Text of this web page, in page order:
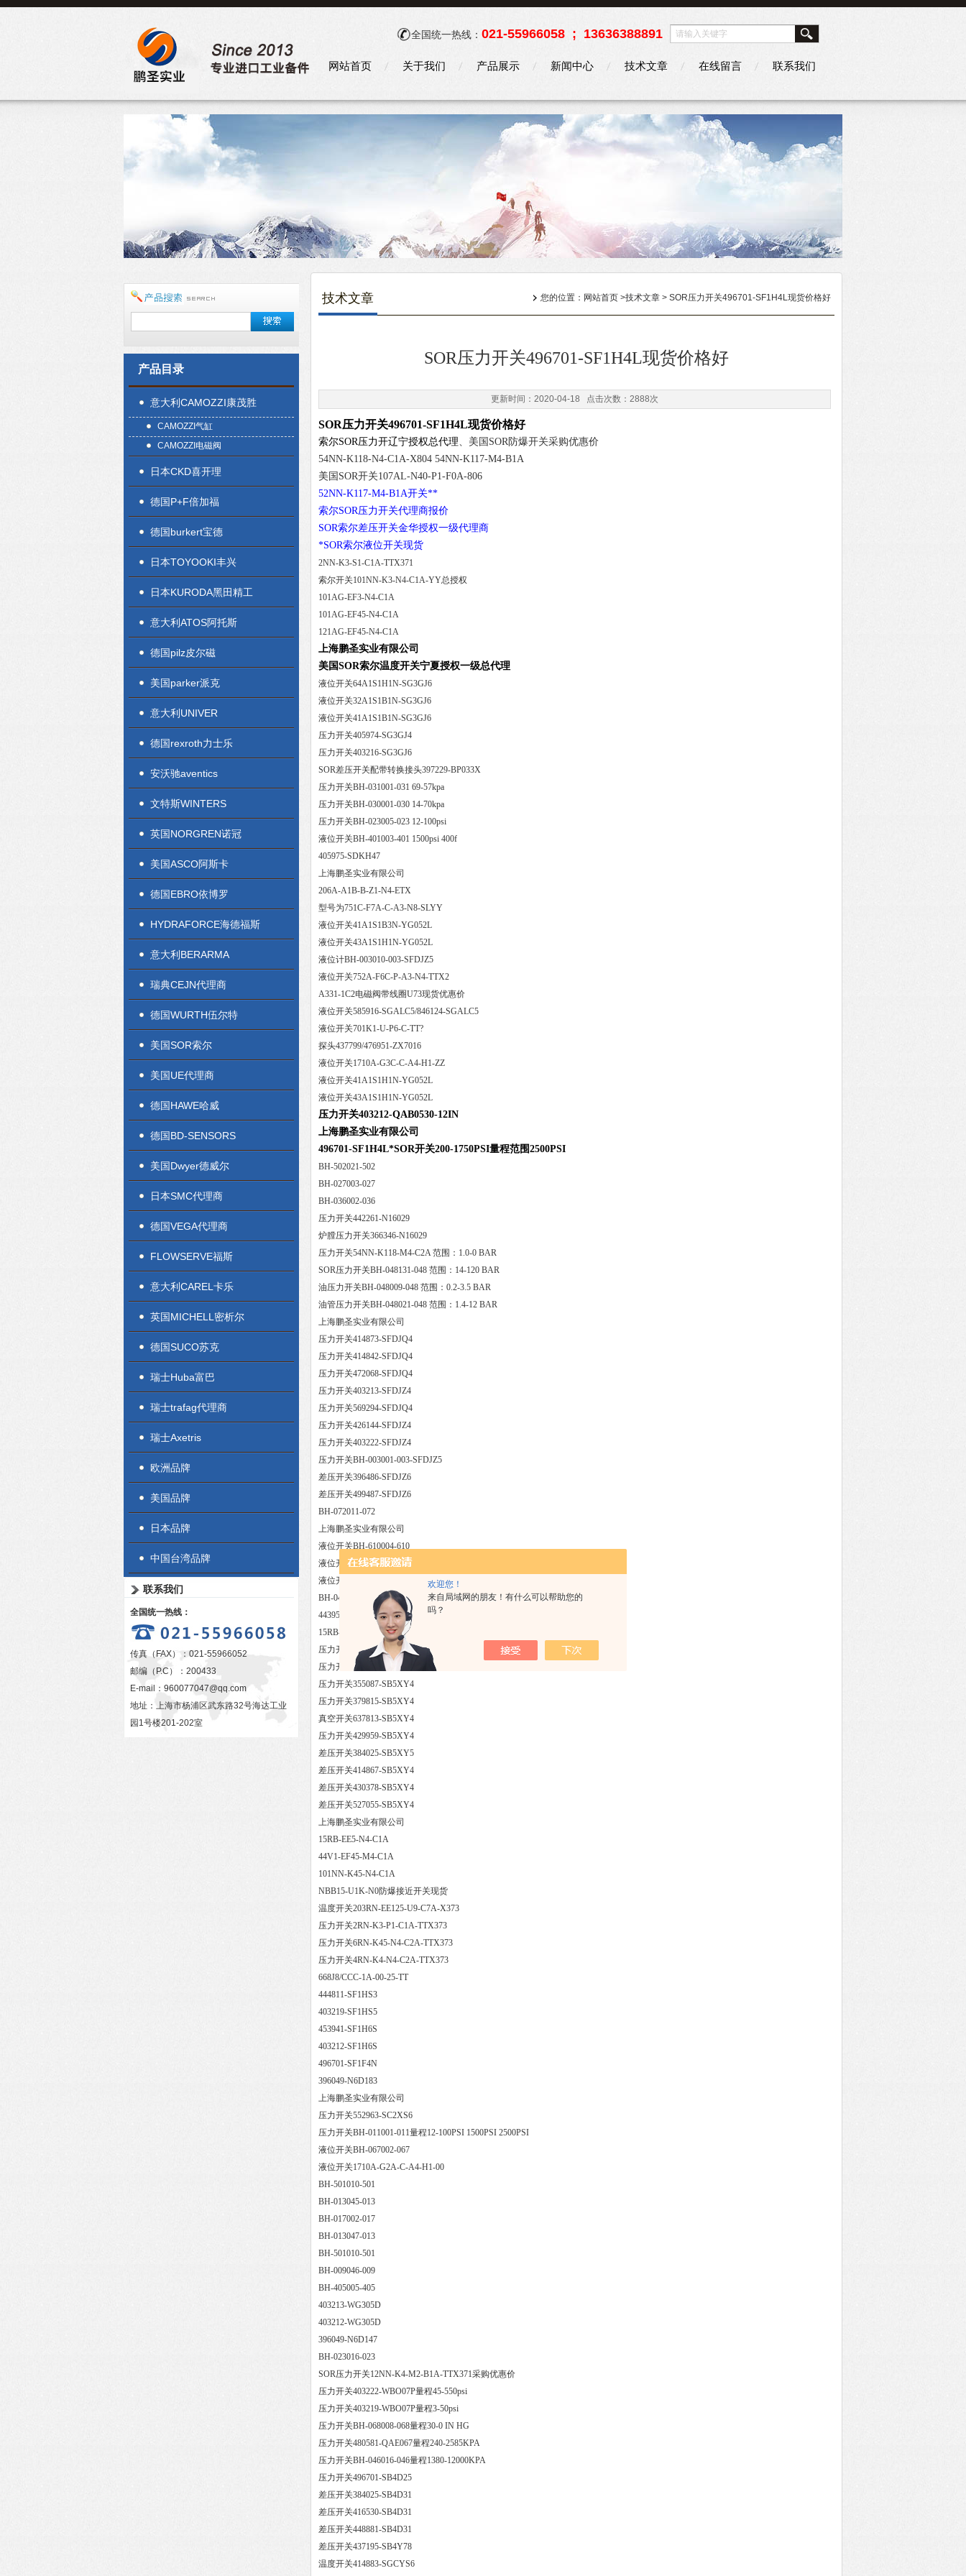
欢迎您！
来自局域网的朋友！有什么可以帮助您的
吗？
全国统一热线： 021-55966058 ; 13636388891
网站首页 关于我们 产品展示 新闻中心 技术文章 在线留言 联系我们
产品目录
意大利CAMOZZI康茂胜
CAMOZZI气缸
CAMOZZI电磁阀
日本CKD喜开理
德国P+F倍加福
德国burkert宝德
日本TOYOOKI丰兴
日本KURODA黑田精工
意大利ATOS阿托斯
德国pilz皮尔磁
美国parker派克
意大利UNIVER
德国rexroth力士乐
安沃驰aventics
文特斯WINTERS
英国NORGREN诺冠
美国ASCO阿斯卡
德国EBRO依博罗
HYDRAFORCE海德福斯
意大利BERARMA
瑞典CEJN代理商
德国WURTH伍尔特
美国SOR索尔
美国UE代理商
德国HAWE哈威
德国BD-SENSORS
美国Dwyer德威尔
日本SMC代理商
德国VEGA代理商
FLOWSERVE福斯
意大利CAREL卡乐
英国MICHELL密析尔
德国SUCO苏克
瑞士Huba富巴
瑞士trafag代理商
瑞士Axetris
欧洲品牌
美国品牌
日本品牌
中国台湾品牌
联系我们
全国统一热线：
传真（FAX）：021-55966052
邮编（P.C）：200433
E-mail： 960077047@qq.com
地址：上海市杨浦区武东路32号海达工业
园1号楼201-202室
技术文章 您的位置： 网站首页 >技术文章 > SOR压力开关496701-SF1H4L现货价格好
SOR压力开关496701-SF1H4L现货价格好
更新时间：2020-04-18 点击次数：2888次
SOR压力开关496701-SF1H4L现货价格好
索尔SOR压力开辽宁授权总代理、美国SOR防爆开关采购优惠价
54NN-K118-N4-C1A-X804 54NN-K117-M4-B1A
美国SOR开关107AL-N40-P1-F0A-806
52NN-K117-M4-B1A开关**
索尔SOR压力开关代理商报价
SOR索尔差压开关金华授权一级代理商
*SOR索尔液位开关现货
2NN-K3-S1-C1A-TTX371
索尔开关101NN-K3-N4-C1A-YY总授权
101AG-EF3-N4-C1A
101AG-EF45-N4-C1A
121AG-EF45-N4-C1A
上海鹏圣实业有限公司
美国SOR索尔温度开关宁夏授权一级总代理
液位开关64A1S1H1N-SG3GJ6
液位开关32A1S1B1N-SG3GJ6
液位开关41A1S1B1N-SG3GJ6
压力开关405974-SG3GJ4
压力开关403216-SG3GJ6
SOR差压开关配带转换接头397229-BP033X
压力开关BH-031001-031 69-57kpa
压力开关BH-030001-030 14-70kpa
压力开关BH-023005-023 12-100psi
液位开关BH-401003-401 1500psi 400f
405975-SDKH47
上海鹏圣实业有限公司
206A-A1B-B-Z1-N4-ETX
型号为751C-F7A-C-A3-N8-SLYY
液位开关41A1S1B3N-YG052L
液位开关43A1S1H1N-YG052L
液位计BH-003010-003-SFDJZ5
液位开关752A-F6C-P-A3-N4-TTX2
A331-1C2电磁阀带线圈U73现货优惠价
液位开关585916-SGALC5/846124-SGALC5
液位开关701K1-U-P6-C-TT?
探头437799/476951-ZX7016
液位开关1710A-G3C-C-A4-H1-ZZ
液位开关41A1S1H1N-YG052L
液位开关43A1S1H1N-YG052L
压力开关403212-QAB0530-12IN
上海鹏圣实业有限公司
496701-SF1H4L*SOR开关200-1750PSI量程范围2500PSI
BH-502021-502
BH-027003-027
BH-036002-036
压力开关442261-N16029
炉膛压力开关366346-N16029
压力开关54NN-K118-M4-C2A 范围：1.0-0 BAR
SOR压力开关BH-048131-048 范围：14-120 BAR
油压力开关BH-048009-048 范围：0.2-3.5 BAR
油管压力开关BH-048021-048 范围：1.4-12 BAR
上海鹏圣实业有限公司
压力开关414873-SFDJQ4
压力开关414842-SFDJQ4
压力开关472068-SFDJQ4
压力开关403213-SFDJZ4
压力开关569294-SFDJQ4
压力开关426144-SFDJZ4
压力开关403222-SFDJZ4
压力开关BH-003001-003-SFDJZ5
差压开关396486-SFDJZ6
差压开关499487-SFDJZ6
BH-072011-072
上海鹏圣实业有限公司
液位开关BH-610004-610
液位开关BH-010050-010
液位开关 BH-072030-072
BH-046014-046
443950-Q9I004
15RB-K2-N4-C1A压力开关代理商现货
压力开关787657-SB5XY4
压力开关545095-SB5XY4
压力开关355087-SB5XY4
压力开关379815-SB5XY4
真空开关637813-SB5XY4
压力开关429959-SB5XY4
差压开关384025-SB5XY5
差压开关414867-SB5XY4
差压开关430378-SB5XY4
差压开关527055-SB5XY4
上海鹏圣实业有限公司
15RB-EE5-N4-C1A
44V1-EF45-M4-C1A
101NN-K45-N4-C1A
NBB15-U1K-N0防爆接近开关现货
温度开关203RN-EE125-U9-C7A-X373
压力开关2RN-K3-P1-C1A-TTX373
压力开关6RN-K45-N4-C2A-TTX373
压力开关4RN-K4-N4-C2A-TTX373
668J8/CCC-1A-00-25-TT
444811-SF1HS3
403219-SF1HS5
453941-SF1H6S
403212-SF1H6S
496701-SF1F4N
396049-N6D183
上海鹏圣实业有限公司
压力开关552963-SC2XS6
压力开关BH-011001-011量程12-100PSI 1500PSI 2500PSI
液位开关BH-067002-067
液位开关1710A-G2A-C-A4-H1-00
BH-501010-501
BH-013045-013
BH-017002-017
BH-013047-013
BH-501010-501
BH-009046-009
BH-405005-405
403213-WG305D
403212-WG305D
396049-N6D147
BH-023016-023
SOR压力开关12NN-K4-M2-B1A-TTX371采购优惠价
压力开关403222-WBO07P量程45-550psi
压力开关403219-WBO07P量程3-50psi
压力开关BH-068008-068量程30-0 IN HG
压力开关480581-QAE067量程240-2585KPA
压力开关BH-046016-046量程1380-12000KPA
压力开关496701-SB4D25
差压开关384025-SB4D31
差压开关416530-SB4D31
差压开关448881-SB4D31
差压开关437195-SB4Y78
温度开关414883-SGCYS6